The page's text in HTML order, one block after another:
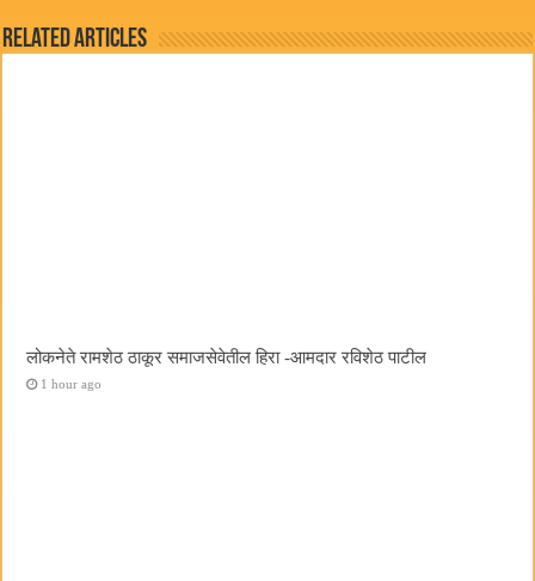
Related Articles
लोकनेते रामशेठ ठाकूर समाजसेवेतील हिरा -आमदार रविशेठ पाटील
1 hour ago